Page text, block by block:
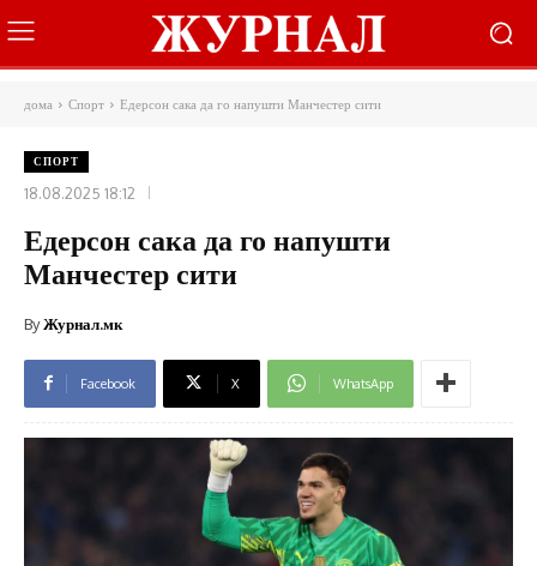
дома Спорт Едерсон сака да го напушти Манчестер сити
СПОРТ
18.08.2025 18:12
Едерсон сака да го напушти
Манчестер сити
ByЖурнал.мк
Facebook X WhatsApp